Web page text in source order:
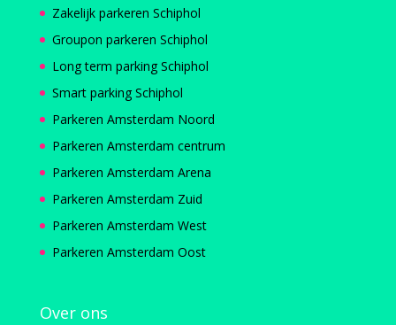
Zakelijk parkeren Schiphol
Groupon parkeren Schiphol
Long term parking Schiphol
Smart parking Schiphol
Parkeren Amsterdam Noord
Parkeren Amsterdam centrum
Parkeren Amsterdam Arena
Parkeren Amsterdam Zuid
Parkeren Amsterdam West
Parkeren Amsterdam Oost
Over ons